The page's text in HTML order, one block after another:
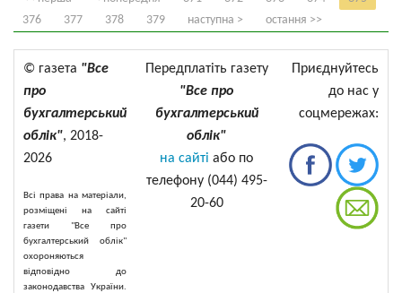
376
377 378 379 наступна > остання >>
© газета "Все
про
бухгалтерський
облік", 2018-
2026
Всі права на матеріали,
розміщені на сайті
газети "Все про
бухгалтерський облік"
охороняються
відповідно до
законодавства України.
Передплатіть газету
"Все про
бухгалтерський
облік"
на сайті або по
телефону (044) 495-
20-60
Приєднуйтесь
до нас у
соцмережах: